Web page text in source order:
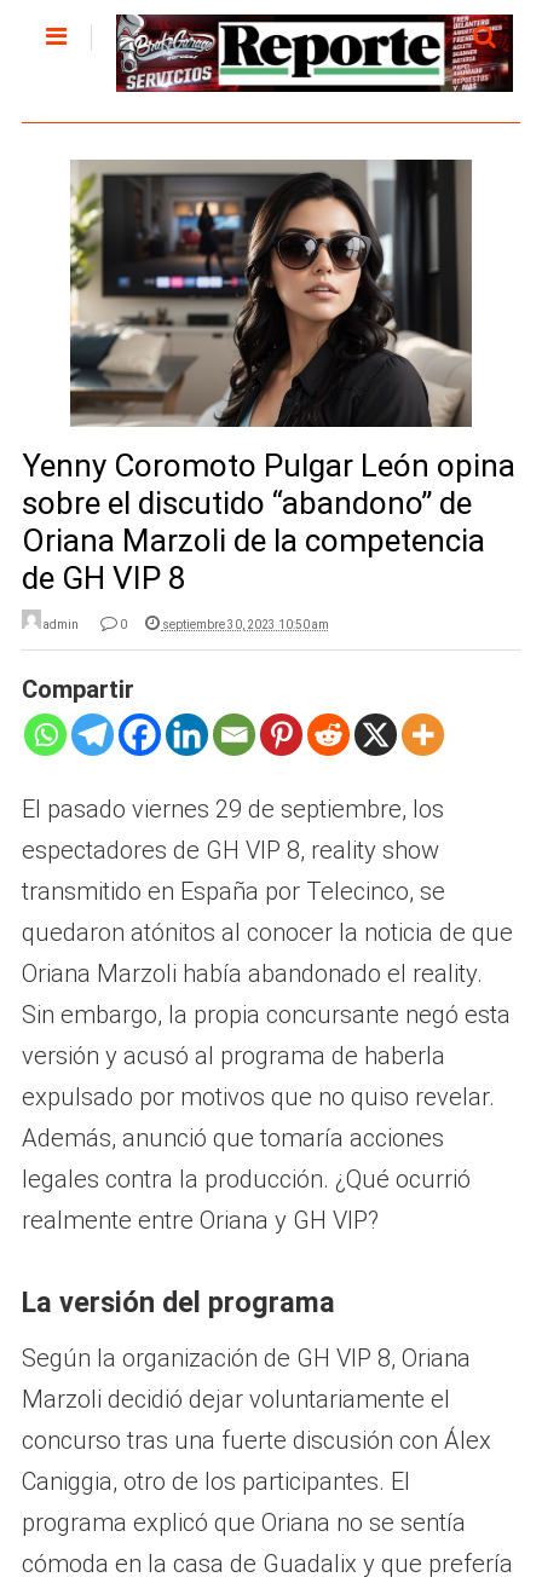
Yenny Coromoto Pulgar León opina
sobre el discutido “abandono” de
Oriana Marzoli de la competencia
de GH VIP 8
admin 0 septiembre 30, 2023 10:50 am
Compartir
El pasado viernes 29 de septiembre, los
espectadores de GH VIP 8, reality show
transmitido en España por Telecinco, se
quedaron atónitos al conocer la noticia de que
Oriana Marzoli había abandonado el reality.
Sin embargo, la propia concursante negó esta
versión y acusó al programa de haberla
expulsado por motivos que no quiso revelar.
Además, anunció que tomaría acciones
legales contra la producción. ¿Qué ocurrió
realmente entre Oriana y GH VIP?
La versión del programa
Según la organización de GH VIP 8, Oriana
Marzoli decidió dejar voluntariamente el
concurso tras una fuerte discusión con Álex
Caniggia, otro de los participantes. El
programa explicó que Oriana no se sentía
cómoda en la casa de Guadalix y que prefería